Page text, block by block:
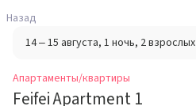
Назад
14 – 15 августа, 1 ночь, 2 взрослых
Апартаменты/квартиры
Feifei Apartment 1